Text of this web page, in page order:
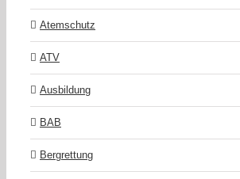
Atemschutz
ATV
Ausbildung
BAB
Bergrettung